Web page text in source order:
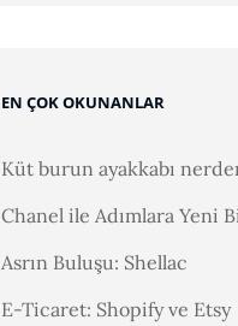
EN ÇOK OKUNANLAR
Küt burun ayakkabı
Chanel ile Adımlara Yeni
Asrın Buluşu: Shellac
E-Ticaret: Shopify ve Etsy